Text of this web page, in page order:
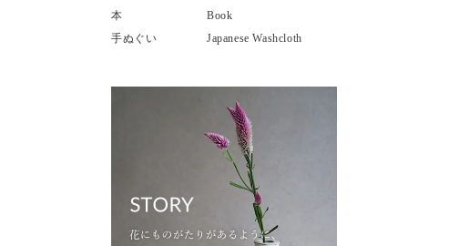
本
Book
手ぬぐい
Japanese Washcloth